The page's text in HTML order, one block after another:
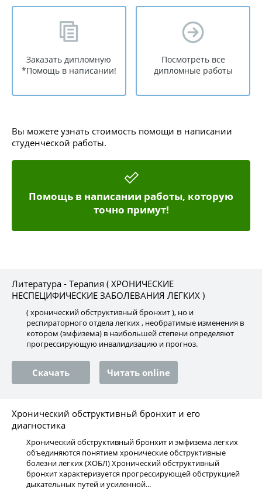
Заказать дипломную
*Помощь в написании!
Посмотреть все
дипломные работы
Вы можете узнать стоимость помощи в написании
студенческой работы.
Помощь в написании работы, которую
точно примут!
Литература - Терапия ( ХРОНИЧЕСКИЕ
НЕСПЕЦИФИЧЕСКИЕ ЗАБОЛЕВАНИЯ ЛЕГКИХ )
( хронический обструктивный бронхит ), но и
респираторного отдела легких , необратимые изменения в
котором (эмфизема) в наибольшей степени определяют
прогрессирующую инвалидизацию и прогноз.
Скачать Читать online
Хронический обструктивньй бронхит и его
диагностика
Хронический обструктивный бронхит и эмфизема легких
объединяются понятием хронические обструктивные
болезни легких (ХОБЛ) Хронический обструктивный
бронхит характеризуется прогрессирующей обструкцией
дыхательных путей и усиленной...